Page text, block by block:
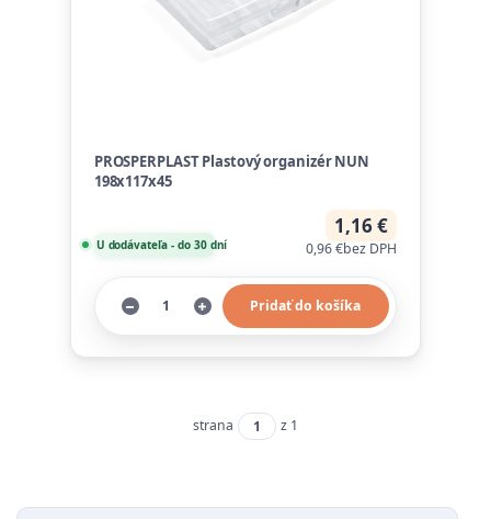
PROSPERPLAST Plastový organizér NUN
198x117x45
1,16 €
0,96 €bez DPH
U dodávateľa - do 30 dní
Pridať do košíka
strana z 1